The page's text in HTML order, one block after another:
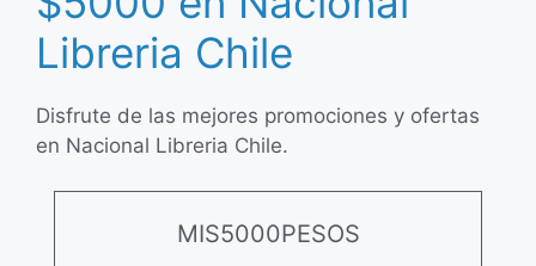
Libreria Chile
Disfrute de las mejores promociones y ofertas
en Nacional Libreria Chile.
MIS5000PESOS